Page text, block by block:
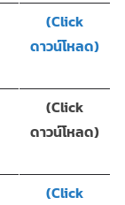
(Click
ดาวน์โหลด)
(Click
ดาวน์โหลด)
(Click